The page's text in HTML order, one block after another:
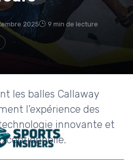
2025 9 min de lecture
les balles Callaway
l'expérience des
innovante et
j'accepte de recevoir les emails
offres de ses partenaires.